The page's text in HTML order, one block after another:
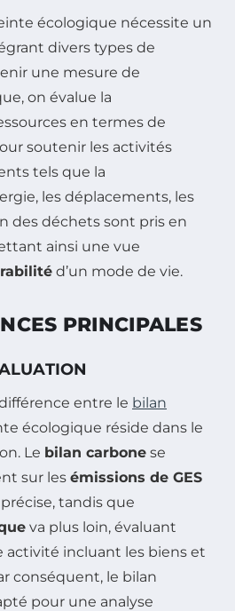
écologique nécessite un
divers types de
une mesure de
on évalue la
en termes de
soutenir les activités
tels que la
les déplacements, les
des déchets sont pris en
ainsi une vue
d’un mode de vie.
PRINCIPALES
entre le bilan
écologique réside dans le
Le bilan carbone se
sur les émissions de GES
tandis que
va plus loin, évaluant
activité incluant les biens et
conséquent, le bilan
pour une analyse